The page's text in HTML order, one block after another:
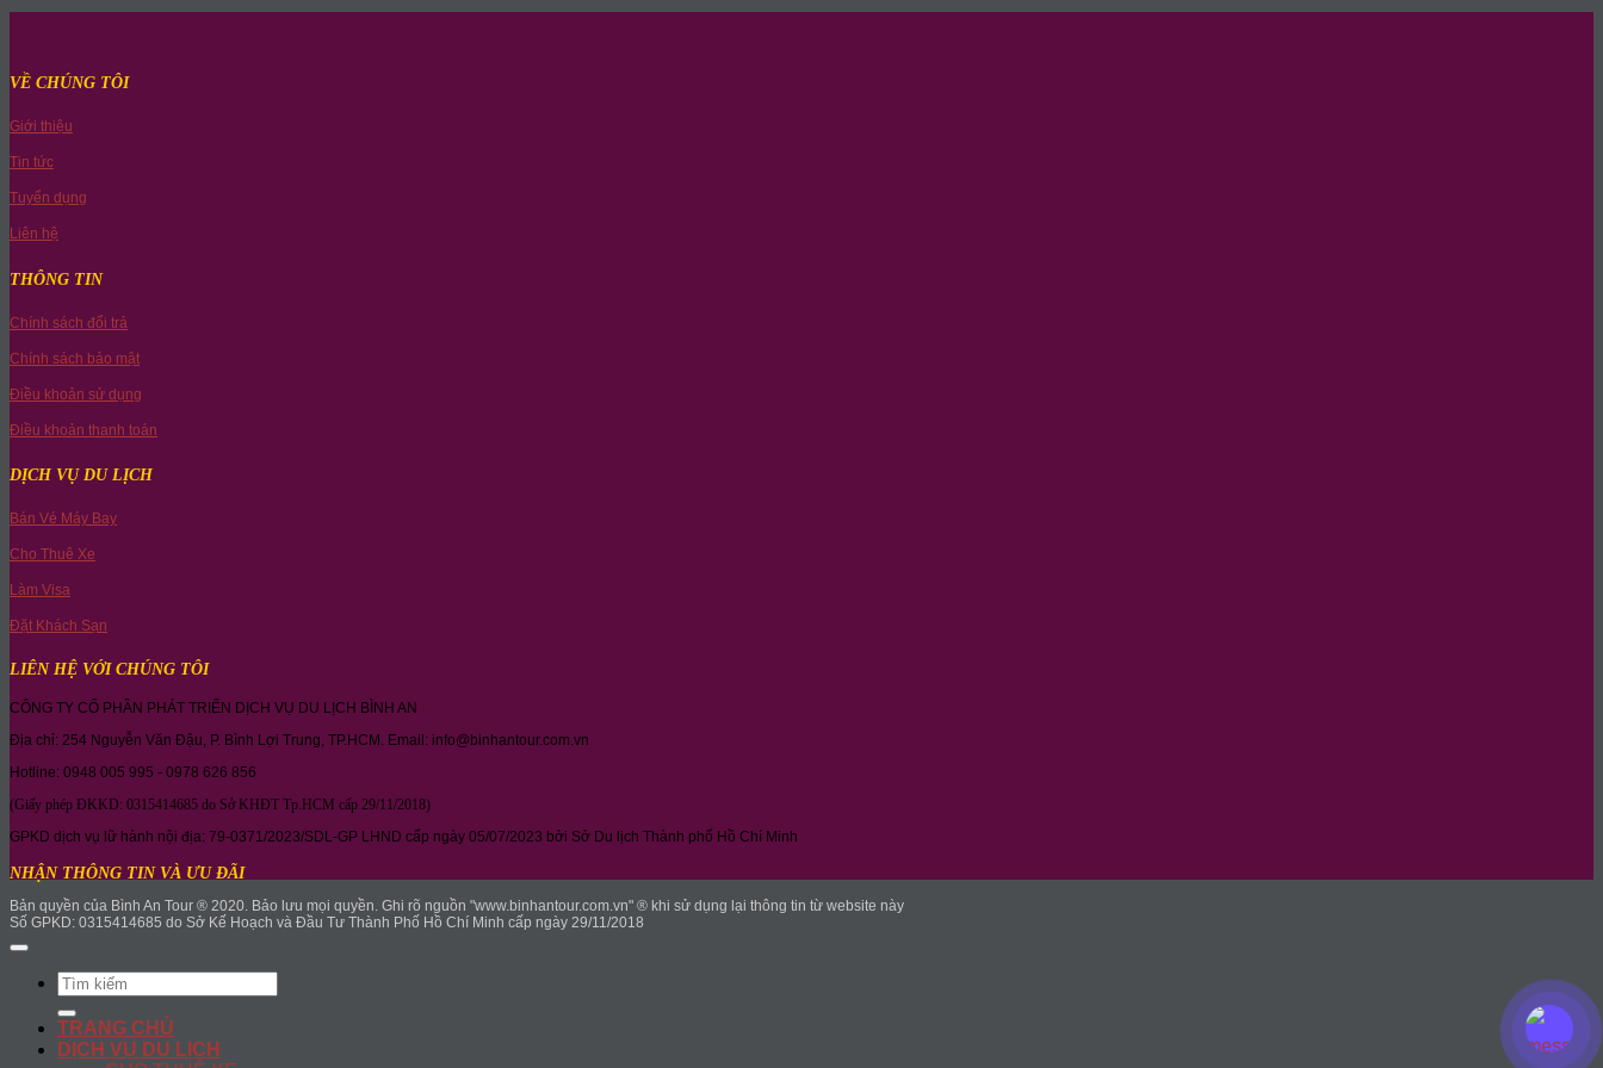
VỀ CHÚNG TÔI
Giới thiệu
Tin tức
Tuyển dụng
Liên hệ
THÔNG TIN
Chính sách đổi trả
Chính sách bảo mật
Điều khoản sử dụng
Điều khoản thanh toán
DỊCH VỤ DU LỊCH
Bán Vé Máy Bay
Cho Thuê Xe
Làm Visa
Đặt Khách Sạn
LIÊN HỆ VỚI CHÚNG TÔI
CÔNG TY CỔ PHẦN PHÁT TRIỂN DỊCH VỤ DU LỊCH BÌNH AN
Địa chỉ: 254 Nguyễn Văn Đậu, P. Bình Lợi Trung, TP.HCM. Email: info@binhantour.com.vn
Hotline: 0948 005 995 - 0978 626 856
(Giấy phép ĐKKD: 0315414685 do Sở KHĐT Tp.HCM cấp 29/11/2018)
GPKD dịch vụ lữ hành nội địa: 79-0371/2023/SDL-GP LHND cấp ngày 05/07/2023 bởi Sở Du lịch Thành phố Hồ Chí Minh
NHẬN THÔNG TIN VÀ ƯU ĐÃI
Bản quyền của Bình An Tour ® 2020. Bảo lưu mọi quyền. Ghi rõ nguồn "www.binhantour.com.vn" ® khi sử dụng lại thông tin từ website này
Số GPKD: 0315414685 do Sở Kế Hoạch và Đầu Tư Thành Phố Hồ Chí Minh cấp ngày 29/11/2018
Search
for:
TRANG CHỦ
DỊCH VỤ DU LỊCH